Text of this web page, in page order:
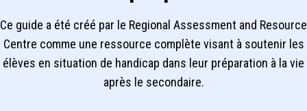
Ce guide a été créé par le Regional Assessment and Resource
Centre comme une ressource complète visant à soutenir les
élèves en situation de handicap dans leur préparation à la vie
après le secondaire.